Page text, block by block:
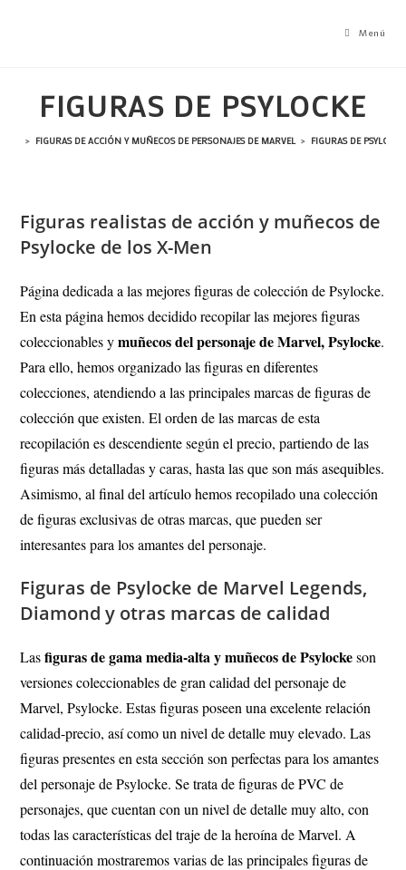
Menú
FIGURAS DE PSYLOCKE
> FIGURAS DE ACCIÓN Y MUÑECOS DE PERSONAJES DE MARVEL > FIGURAS DE PSYLOCKE
Figuras realistas de acción y muñecos de
Psylocke de los X-Men
Página dedicada a las mejores figuras de colección de Psylocke.
En esta página hemos decidido recopilar las mejores figuras
coleccionables ymuñecos del personaje de Marvel, Psylocke.
Para ello, hemos organizado las figuras en diferentes
colecciones, atendiendo a las principales marcas de figuras de
colección que existen. El orden de las marcas de esta
recopilación es descendiente según el precio, partiendo de las
figuras más detalladas y caras, hasta las que son más asequibles.
Asimismo, al final del artículo hemos recopilado una colección
de figuras exclusivas de otras marcas, que pueden ser
interesantes para los amantes del personaje.
Figuras de Psylocke de Marvel Legends,
Diamond y otras marcas de calidad
Lasfiguras de gama media-alta y muñecos de Psylockeson
versiones coleccionables de gran calidad del personaje de
Marvel, Psylocke. Estas figuras poseen una excelente relación
calidad-precio, así como un nivel de detalle muy elevado. Las
figuras presentes en esta sección son perfectas para los amantes
del personaje de Psylocke. Se trata de figuras de PVC de
personajes, que cuentan con un nivel de detalle muy alto, con
todas las características del traje de la heroína de Marvel. A
continuación mostraremos varias de las principales figuras de